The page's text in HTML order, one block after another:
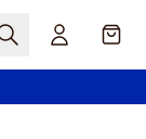
Søk Cart